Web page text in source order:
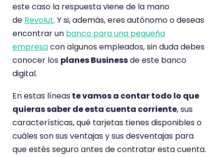
t
i
e
n
e
u
a
p
u
n
t
este caso la respuesta viene de la mano
de Revolut. Y si, además, eres autónomo o deseas
encontrar un banco para una pequeña
empresacon algunos empleados, sin duda debes
conocer los planes Businessde este banco
digital.
En estas líneaste vamos a contar todo lo que
quieras saber de esta cuenta corriente, sus
características, qué tarjetas tienes disponibles o
cuáles son sus ventajas y sus desventajas para
que estés seguro antes de contratar esta cuenta.